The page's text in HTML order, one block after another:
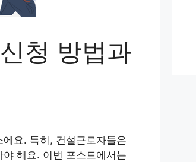
청 방법과
요. 특히, 건설근로자들은
해요. 이번 포스트에서는